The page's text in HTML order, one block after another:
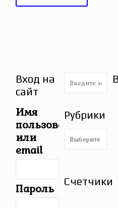
Вход на
сайт
Имя
пользователя
или
email
Пароль
Рубрики
Рубрики
Счетчики